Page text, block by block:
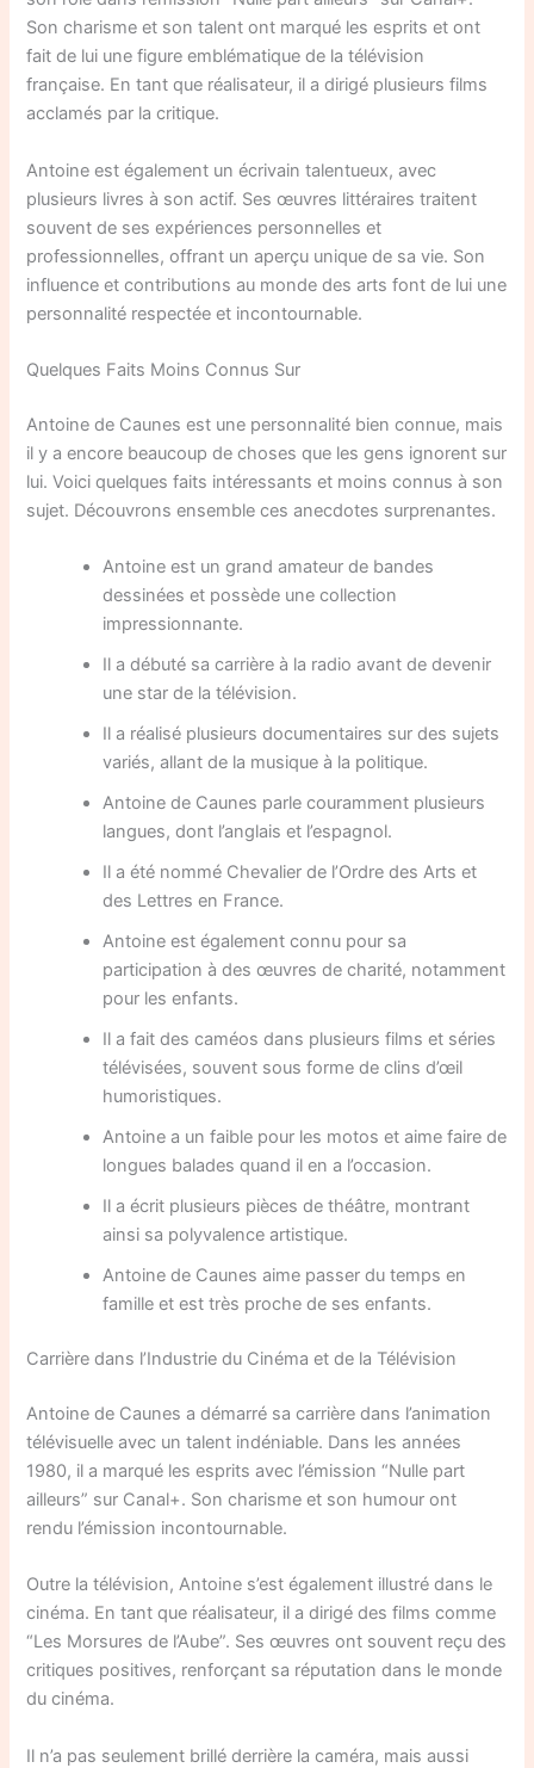
Son charisme et son talent ont marqué les esprits et ont
fait de lui une figure emblématique de la télévision
française. En tant que réalisateur, il a dirigé plusieurs films
acclamés par la critique.
Antoine est également un écrivain talentueux, avec
plusieurs livres à son actif. Ses œuvres littéraires traitent
souvent de ses expériences personnelles et
professionnelles, offrant un aperçu unique de sa vie. Son
influence et contributions au monde des arts font de lui une
personnalité respectée et incontournable.
Quelques Faits Moins Connus Sur
Antoine de Caunes est une personnalité bien connue, mais
il y a encore beaucoup de choses que les gens ignorent sur
lui. Voici quelques faits intéressants et moins connus à son
sujet. Découvrons ensemble ces anecdotes surprenantes.
Antoine est un grand amateur de bandes
dessinées et possède une collection
impressionnante.
Il a débuté sa carrière à la radio avant de devenir
une star de la télévision.
Il a réalisé plusieurs documentaires sur des sujets
variés, allant de la musique à la politique.
Antoine de Caunes parle couramment plusieurs
langues, dont l’anglais et l’espagnol.
Il a été nommé Chevalier de l’Ordre des Arts et
des Lettres en France.
Antoine est également connu pour sa
participation à des œuvres de charité, notamment
pour les enfants.
Il a fait des caméos dans plusieurs films et séries
télévisées, souvent sous forme de clins d’œil
humoristiques.
Antoine a un faible pour les motos et aime faire de
longues balades quand il en a l’occasion.
Il a écrit plusieurs pièces de théâtre, montrant
ainsi sa polyvalence artistique.
Antoine de Caunes aime passer du temps en
famille et est très proche de ses enfants.
Carrière dans l’Industrie du Cinéma et de la Télévision
Antoine de Caunes a démarré sa carrière dans l’animation
télévisuelle avec un talent indéniable. Dans les années
1980, il a marqué les esprits avec l’émission “Nulle part
ailleurs” sur Canal+. Son charisme et son humour ont
rendu l’émission incontournable.
Outre la télévision, Antoine s’est également illustré dans le
cinéma. En tant que réalisateur, il a dirigé des films comme
“Les Morsures de l’Aube”. Ses œuvres ont souvent reçu des
critiques positives, renforçant sa réputation dans le monde
du cinéma.
Il n’a pas seulement brillé derrière la caméra, mais aussi